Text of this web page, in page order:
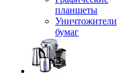
планшеты
Уничтожители
бумаг